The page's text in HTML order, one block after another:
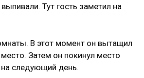
Тут гость заметил на
В этот момент он вытащил
Затем он покинул место
на следующий день.